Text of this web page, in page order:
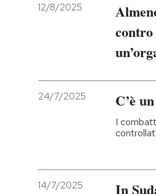
12/8/2025
24/7/2025 C’è
I
14/7/2025
In